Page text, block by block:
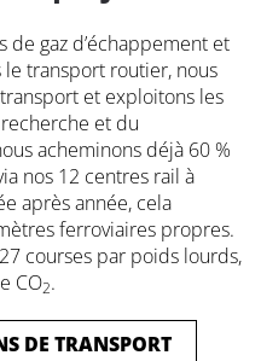
gaz d’échappement et
transport routier, nous
et exploitons les
et du
acheminons déjà 60 %
nos 12 centres rail à
après année, cela
ferroviaires propres.
courses par poids lourds,
CO2.
DE TRANSPORT